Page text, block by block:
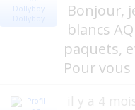
Bonjour,
blancs
paquets,
Pour
il y a 4